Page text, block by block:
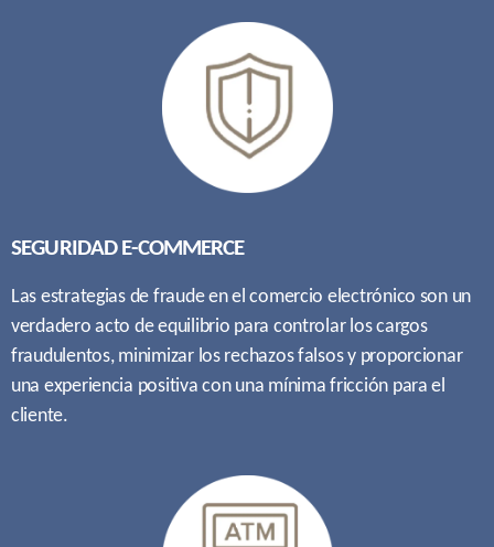
SEGURIDAD E-COMMERCE
Las estrategias de fraude en el comercio electrónico son un
verdadero acto de equilibrio para controlar los cargos
fraudulentos, minimizar los rechazos falsos y proporcionar
una experiencia positiva con una mínima fricción para el
cliente.